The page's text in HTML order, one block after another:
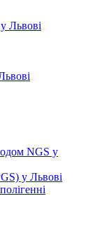
Львові
NGS у
у Львові